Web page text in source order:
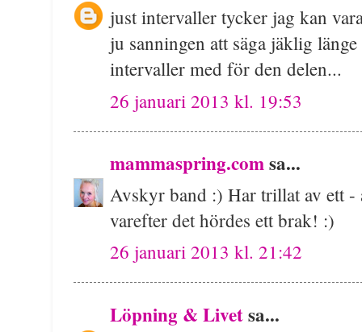
just intervaller tycker jag kan
ju sanningen att säga jäklig
intervaller med för den delen...
26 januari 2013 kl. 19:53
mammaspring.comsa...
Avskyr band :) Har trillat av ett -
varefter det hördes ett brak! :)
26 januari 2013 kl. 21:42
Löpning & Livetsa...